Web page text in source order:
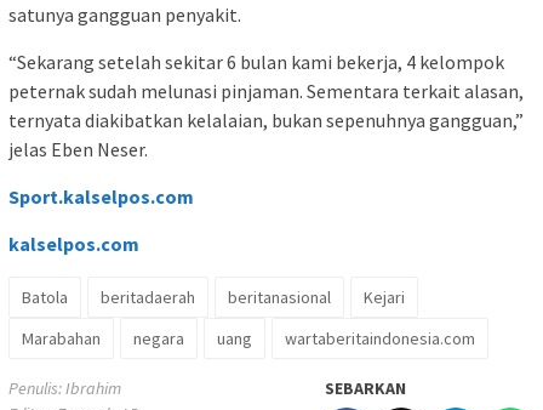
satunya gangguan penyakit.
“Sekarang setelah sekitar 6 bulan kami bekerja, 4 kelompok
peternak sudah melunasi pinjaman. Sementara terkait alasan,
ternyata diakibatkan kelalaian, bukan sepenuhnya gangguan,”
jelas Eben Neser.
Sport.kalselpos.com
kalselpos.com
Batola beritadaerah beritanasional
Kejari
Marabahan
negara uang wartaberitaindonesia.com
Penulis: Ibrahim
SEBARKAN